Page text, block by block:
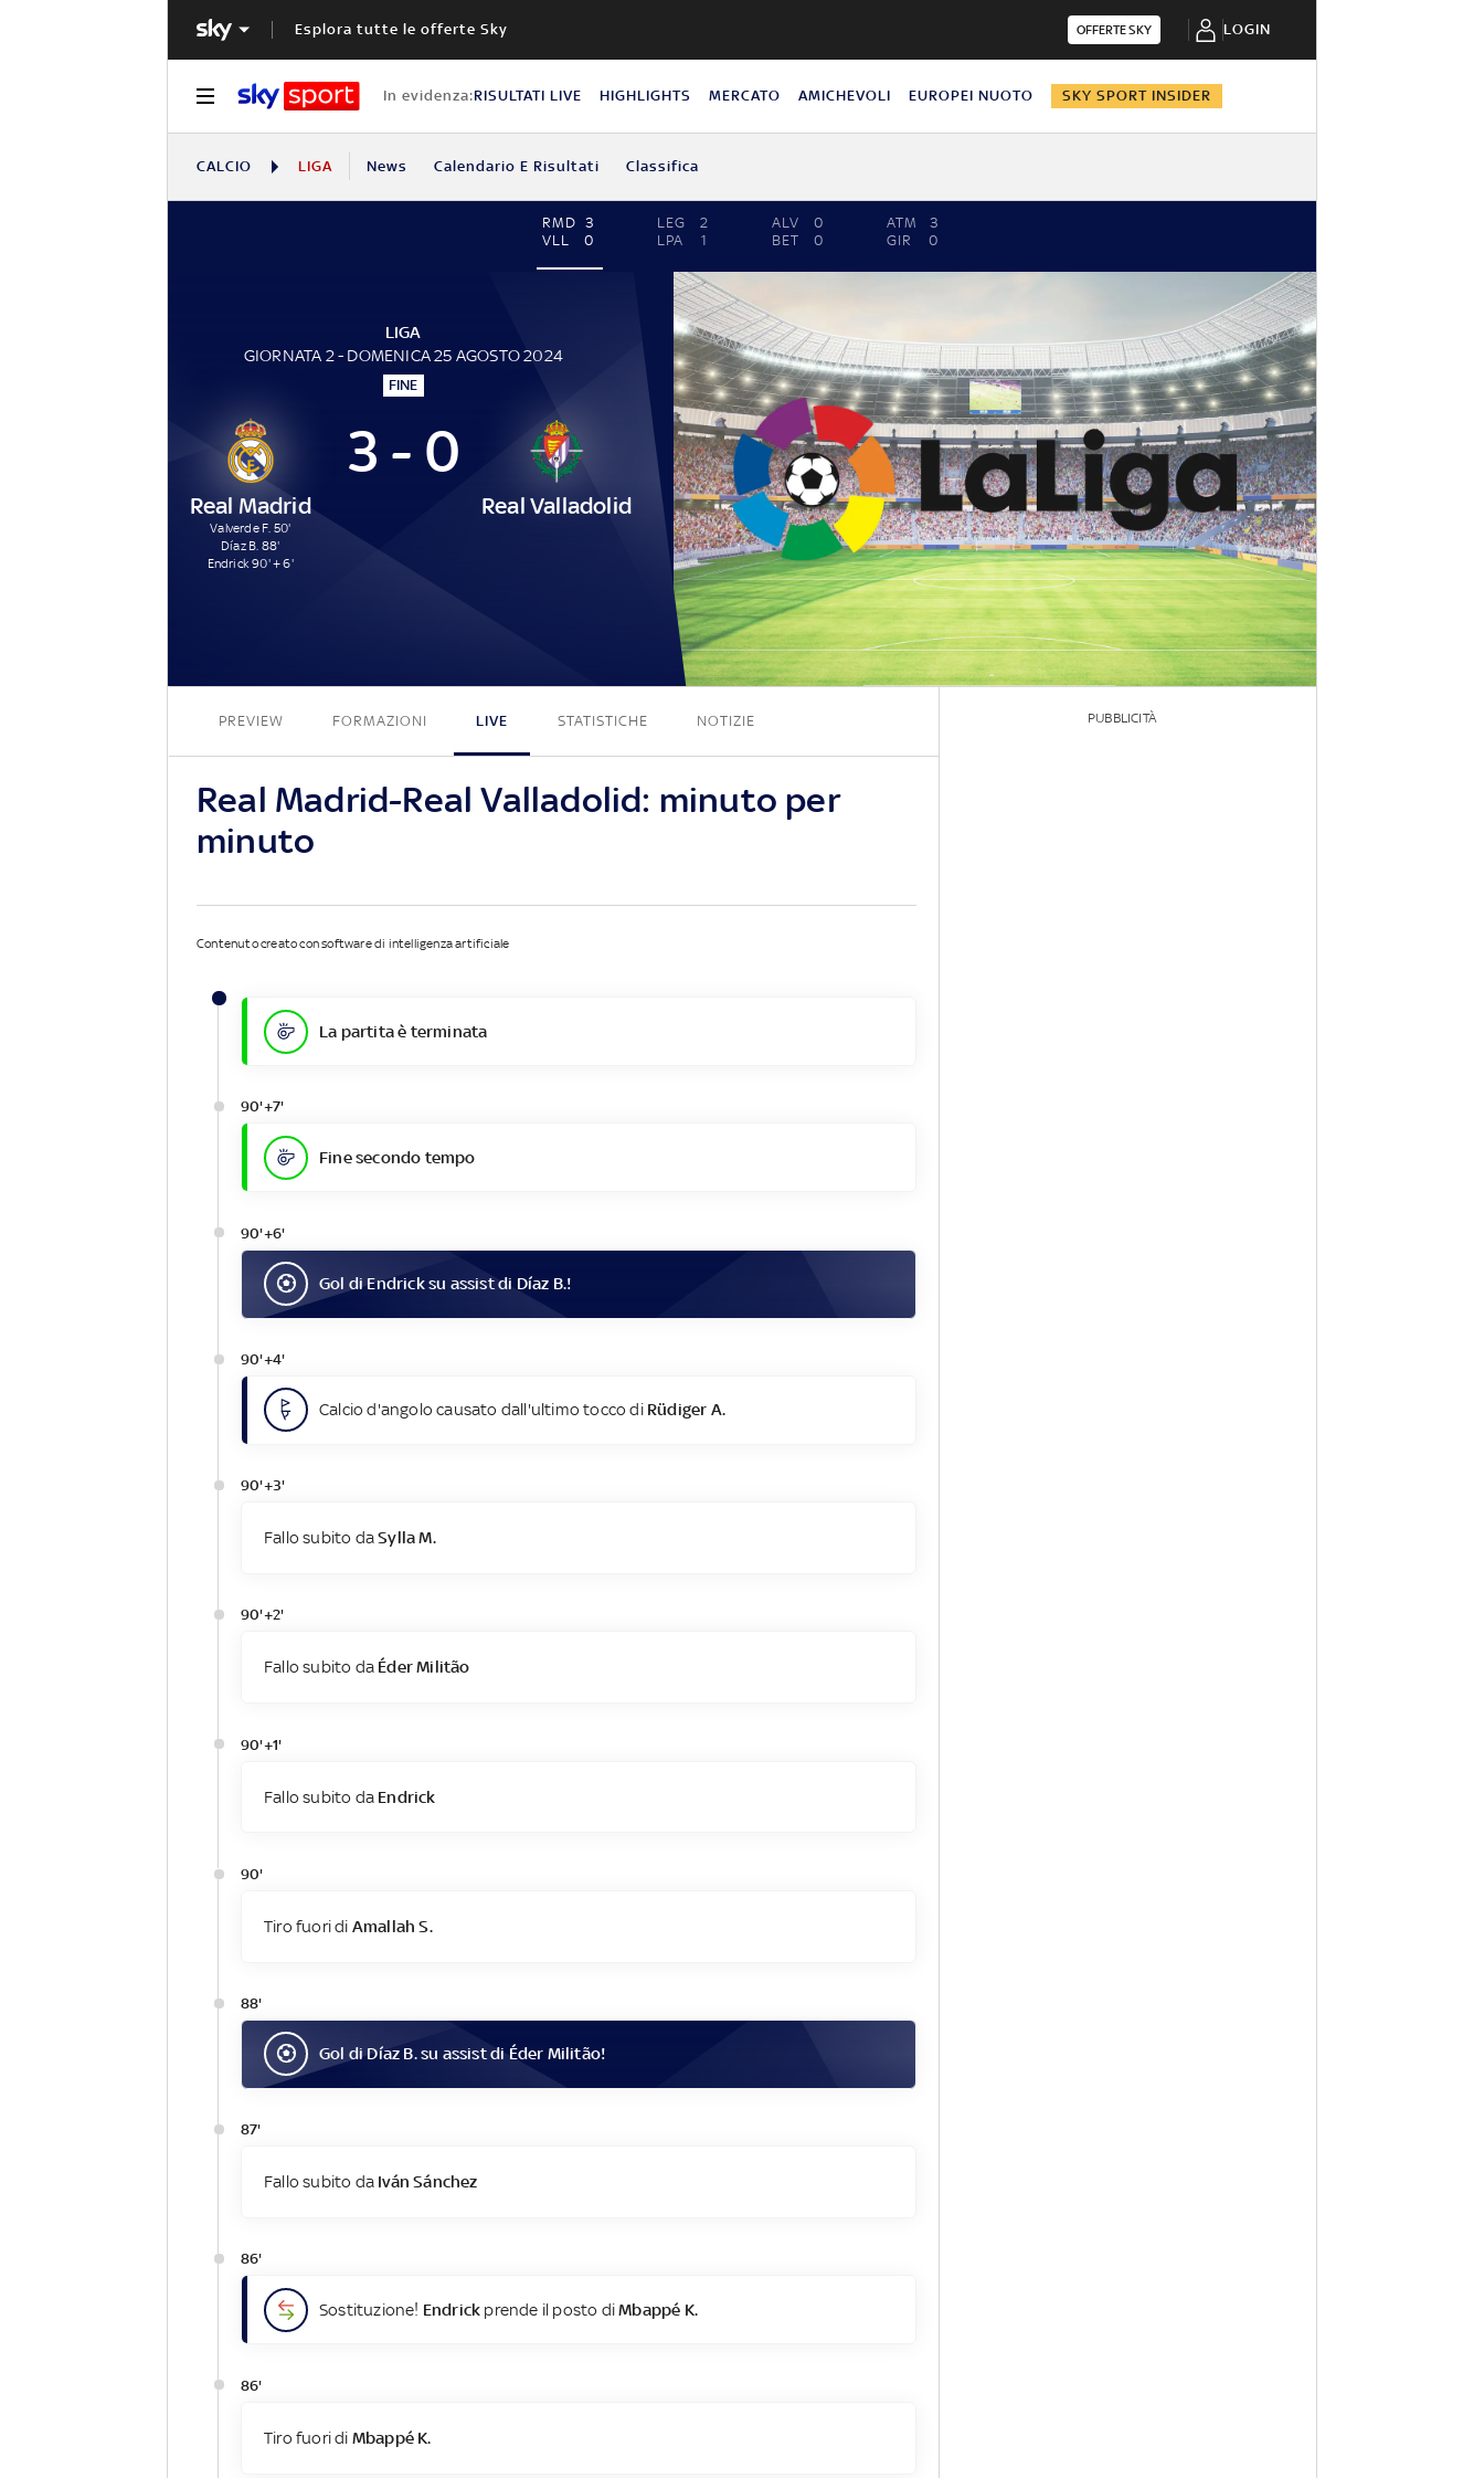
Esplora tutte le offerte Sky OFFERTE SKY LOGIN
In evidenza:RISULTATI LIVE HIGHLIGHTS MERCATO AMICHEVOLI EUROPEI NUOTO SKY SPORT INSIDER
CALCIO LIGA News Calendario E Risultati Classifica
RMD 3
VLL
0
LEG
2
LPA
1
ALV
0
BET
0
ATM
3
GIR
0
LIGA
GIORNATA 2 - DOMENICA 25 AGOSTO 2024
FINE
Real Madrid
Valverde F. 50'
Díaz B. 88'
Endrick 90' + 6'
3 - 0
Real Valladolid
3 - 0
PREVIEW FORMAZIONI LIVE STATISTICHE NOTIZIE
Real Madrid-Real Valladolid: minuto per
minuto
Contenuto creato con software di intelligenza artificiale
La partita è terminata
90'+7'
Fine secondo tempo
90'+6'
Gol diEndricksu assist di Díaz B.!
90'+4'
Calcio d'angolo causato dall'ultimo tocco di Rüdiger A.
90'+3'
Fallo subito daSylla M.
90'+2'
Fallo subito da Éder Militão
90'+1'
Fallo subito da Endrick
90'
Tiro fuori di Amallah S.
88'
Gol diDíaz B.su assist di Éder Militão!
87'
Fallo subito da Iván Sánchez
86'
Sostituzione! Endrick prende il posto diMbappé K.
86'
Tiro fuori di Mbappé K.
PUBBLICITÀ